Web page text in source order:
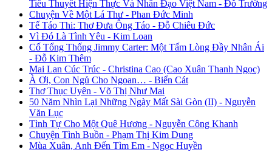
Tiểu Thuyết Hiện Thực Và Nhân Đạo Việt Nam - Đỗ Trường
Chuyện Về Một Lá Thư - Phan Đức Minh
Tế Táo Thi: Thơ Đưa Ông Táo - Đỗ Chiêu Đức
Vì Đó Là Tình Yêu - Kim Loan
Cố Tổng Thống Jimmy Carter: Một Tấm Lòng Đầy Nhân Ái
- Đỗ Kim Thêm
Mai Lan Cúc Trúc - Christina Cao (Cao Xuân Thanh Ngọc)
À Ơi, Con Ngủ Cho Ngoan… - Biển Cát
Thơ Thục Uyên - Võ Thị Như Mai
50 Năm Nhìn Lại Những Ngày Mất Sài Gòn (II) - Nguyễn
Văn Lục
Tình Tự Cho Một Quê Hương - Nguyễn Công Khanh
Chuyện Tình Buồn - Phạm Thị Kim Dung
Mùa Xuân, Anh Đến Tìm Em - Ngọc Huyền